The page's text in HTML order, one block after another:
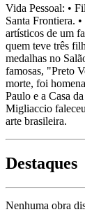
Vida Pessoal: •
Santa Frontiera.
artísticos de um
quem teve três
medalhas no
famosas, "Preto
morte, foi
Paulo e a Casa
Migliaccio
arte brasileira.
Destaques
Nenhuma obra